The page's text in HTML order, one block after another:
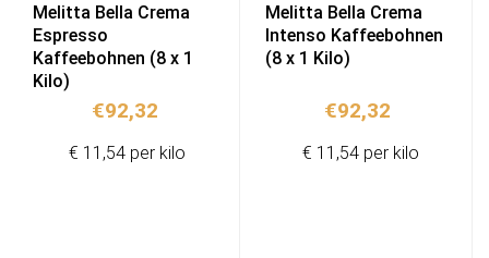
Melitta Bella Crema
Espresso
Kaffeebohnen (8 x 1
Kilo)
€92,32
€ 11,54 per kilo
Melitta Bella Crema
Intenso Kaffeebohnen
(8 x 1 Kilo)
€92,32
€ 11,54 per kilo